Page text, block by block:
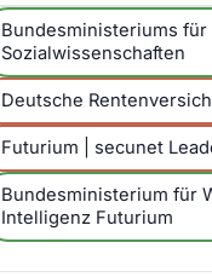
Bundesministeriums für
Sozialwissenschaften
Deutsche
Futurium | secunet
Bundesministerium für
Intelligenz Futurium